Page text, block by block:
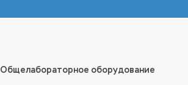
Общелабораторное оборудование